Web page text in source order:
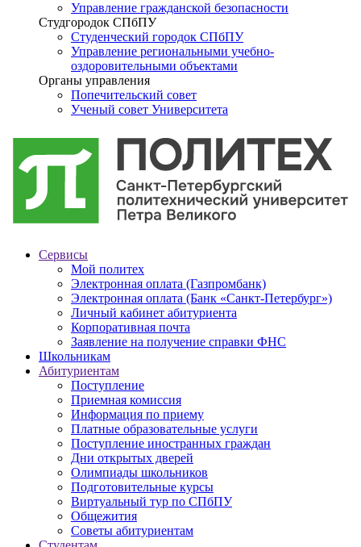
Управление гражданской безопасности
Студгородок СПбПУ
Студенческий городок СПбПУ
Управление региональными учебно-
оздоровительными объектами
Органы управления
Попечительский совет
Ученый совет Университета
Сервисы
Мой политех
Электронная оплата (Газпромбанк)
Электронная оплата (Банк «Санкт-Петербург»)
Личный кабинет абитуриента
Корпоративная почта
Заявление на получение справки ФНС
Школьникам
Абитуриентам
Поступление
Приемная комиссия
Информация по приему
Платные образовательные услуги
Поступление иностранных граждан
Дни открытых дверей
Олимпиады школьников
Подготовительные курсы
Виртуальный тур по СПбПУ
Общежития
Советы абитуриентам